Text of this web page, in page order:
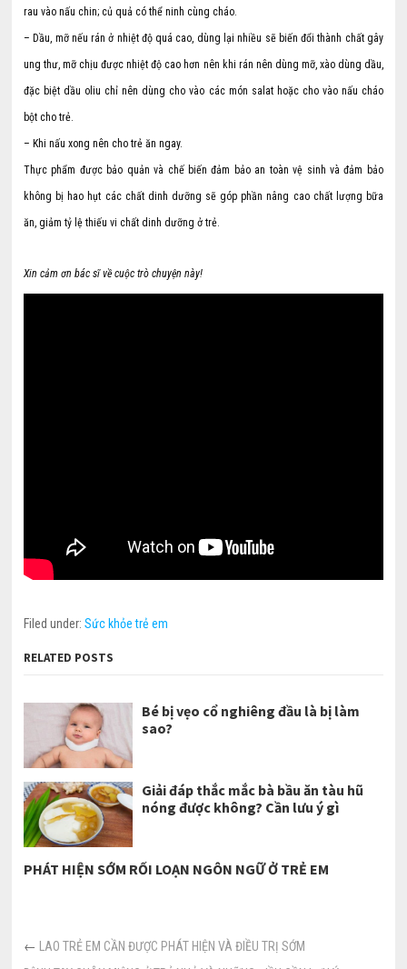
rau vào nấu chin; củ quả có thể ninh cùng cháo.
– Dầu, mỡ nếu rán ở nhiệt độ quá cao, dùng lại nhiều sẽ biến đổi thành chất gây
ung thư, mỡ chịu được nhiệt độ cao hơn nên khi rán nên dùng mỡ, xào dùng dầu,
đặc biệt dầu oliu chỉ nên dùng cho vào các món salat hoặc cho vào nấu cháo
bột cho trẻ.
– Khi nấu xong nên cho trẻ ăn ngay.
Thực phẩm được bảo quản và chế biến đảm bảo an toàn vệ sinh và đảm bảo
không bị hao hụt các chất dinh dưỡng sẽ góp phần nâng cao chất lượng bữa
ăn, giảm tỷ lệ thiếu vi chất dinh dưỡng ở trẻ.
Xin cảm ơn bác sĩ về cuộc trò chuyện này!
Filed under:Sức khỏe trẻ em
RELATED POSTS
Bé bị vẹo cổ nghiêng đầu là bị làm
sao?
Giải đáp thắc mắc bà bầu ăn tàu hũ
nóng được không? Cần lưu ý gì
PHÁT HIỆN SỚM RỐI LOẠN NGÔN NGỮ Ở TRẺ EM
←
LAO TRẺ EM CẦN ĐƯỢC PHÁT HIỆN VÀ ĐIỀU TRỊ SỚM